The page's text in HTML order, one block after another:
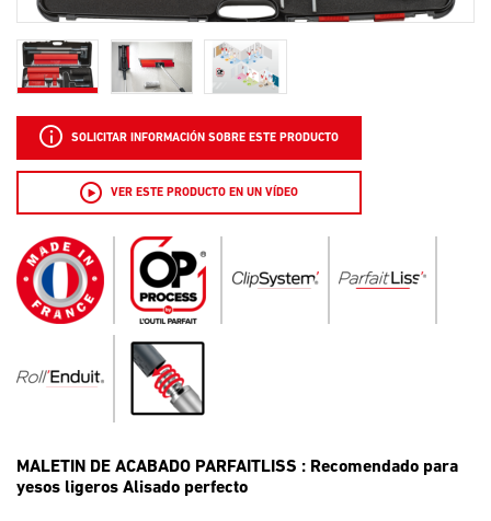
SOLICITAR INFORMACIÓN SOBRE ESTE PRODUCTO
VER ESTE PRODUCTO EN UN VÍDEO
MALETIN DE ACABADO PARFAITLISS : Recomendado para
yesos ligeros Alisado perfecto